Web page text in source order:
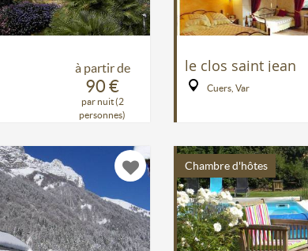
à partir de
90 €
par nuit (2
personnes)
le clos saint jean
Cuers, Var
Chambre d'hôtes